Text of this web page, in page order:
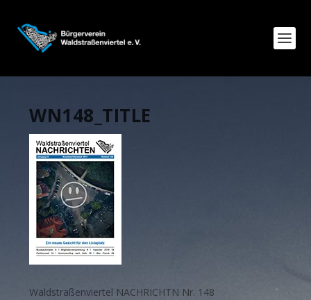
WN148_TITLE
Waldstraßenviertel NACHRICHTN Nr. 148